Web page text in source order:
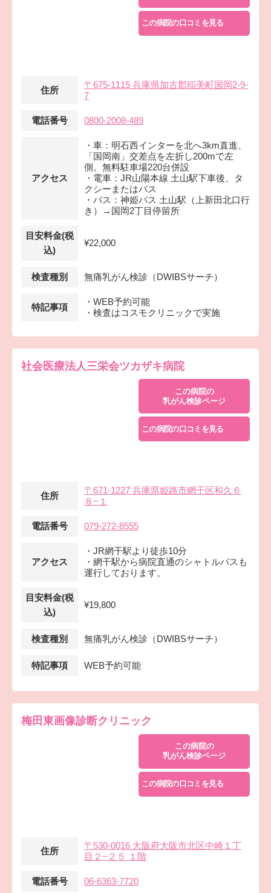
この病院の口コミを見る
住所
〒675-1115 兵庫県加古郡稲美町国岡2-9-
7
電話番号 0800-2008-489
アクセス
・車：明石西インターを北へ3km直進、
「国岡南」交差点を左折し200mで左
側。無料駐車場220台併設
・電車：JR山陽本線 土山駅下車後、タ
クシーまたはバス
・バス：神姫バス 土山駅（上新田北口行
き）→国岡2丁目停留所
目安料金(税
込)
¥22,000
検査種別 無痛乳がん検診（DWIBSサーチ）
特記事項
・WEB予約可能
・検査はコスモクリニックで実施
社会医療法人三栄会ツカザキ病院
この病院の
乳がん検診ページ
この病院の口コミを見る
住所
〒671-1227 兵庫県姫路市網干区和久６
８−１
電話番号 079-272-8555
アクセス
・JR網干駅より徒歩10分
・網干駅から病院直通のシャトルバスも
運行しております。
目安料金(税
込)
¥19,800
検査種別 無痛乳がん検診（DWIBSサーチ）
特記事項 WEB予約可能
梅田東画像診断クリニック
この病院の
乳がん検診ページ
この病院の口コミを見る
住所
〒530-0016 大阪府大阪市北区中崎１丁
目２−２５ １階
電話番号 06-6363-7720